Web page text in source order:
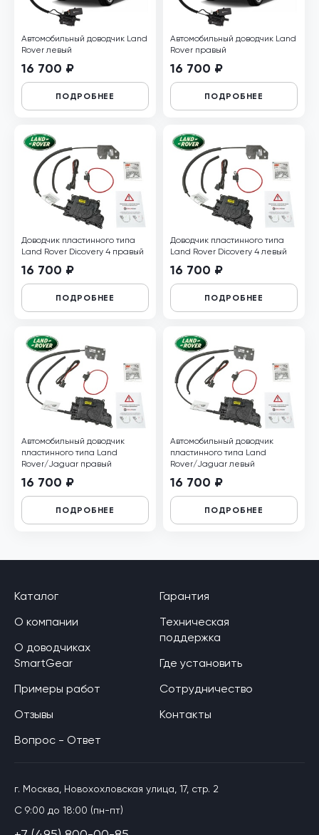
Автомобильный доводчик Land
Rover левый
16 700 ₽
ПОДРОБНЕЕ
Автомобильный доводчик Land
Rover правый
16 700 ₽
ПОДРОБНЕЕ
Доводчик пластинного типа
Land Rover Dicovery 4 правый
16 700 ₽
ПОДРОБНЕЕ
Доводчик пластинного типа
Land Rover Dicovery 4 левый
16 700 ₽
ПОДРОБНЕЕ
Автомобильный доводчик
пластинного типа Land
Rover/Jaguar правый
16 700 ₽
ПОДРОБНЕЕ
Автомобильный доводчик
пластинного типа Land
Rover/Jaguar левый
16 700 ₽
ПОДРОБНЕЕ
Каталог
О компании
О доводчиках
SmartGear
Примеры работ
Отзывы
Вопрос - Ответ
Гарантия
Техническая
поддержка
Где установить
Сотрудничество
Контакты
г. Москва, Новохохловская улица, 17, стр. 2
C 9:00 до 18:00 (пн-пт)